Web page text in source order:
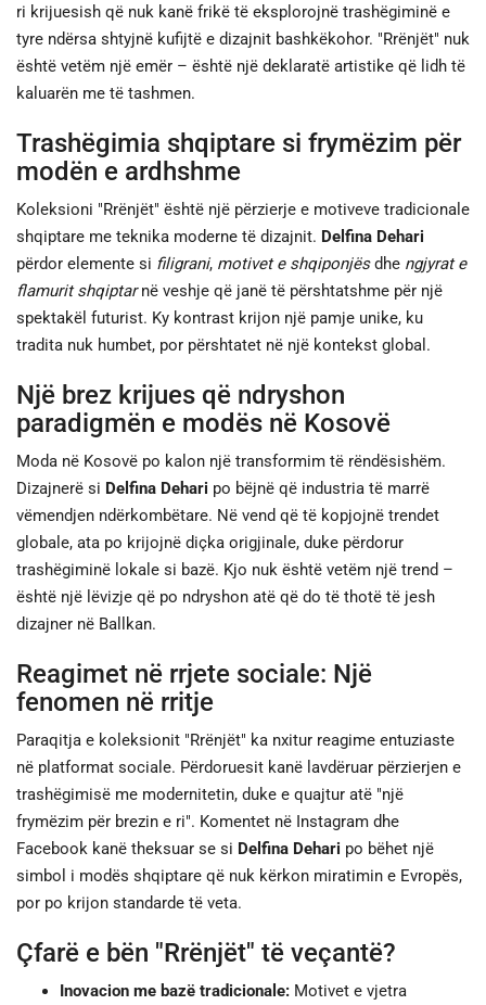
ri krijuesish që nuk kanë frikë të eksplorojnë trashëgiminë e
tyre ndërsa shtyjnë kufijtë e dizajnit bashkëkohor. "Rrënjët" nuk
është vetëm një emër – është një deklaratë artistike që lidh të
kaluarën me të tashmen.
Trashëgimia shqiptare si frymëzim për
modën e ardhshme
Koleksioni "Rrënjët" është një përzierje e motiveve tradicionale
shqiptare me teknika moderne të dizajnit. Delfina Dehari
përdor elemente si filigrani, motivet e shqiponjësdhe ngjyrat e
flamurit shqiptarnë veshje që janë të përshtatshme për një
spektakël futurist. Ky kontrast krijon një pamje unike, ku
tradita nuk humbet, por përshtatet në një kontekst global.
Një brez krijues që ndryshon
paradigmën e modës në Kosovë
Moda në Kosovë po kalon një transformim të rëndësishëm.
Dizajnerë si Delfina Dehari po bëjnë që industria të marrë
vëmendjen ndërkombëtare. Në vend që të kopjojnë trendet
globale, ata po krijojnë diçka origjinale, duke përdorur
trashëgiminë lokale si bazë. Kjo nuk është vetëm një trend –
është një lëvizje që po ndryshon atë që do të thotë të jesh
dizajner në Ballkan.
Reagimet në rrjete sociale: Një
fenomen në rritje
Paraqitja e koleksionit "Rrënjët" ka nxitur reagime entuziaste
në platformat sociale. Përdoruesit kanë lavdëruar përzierjen e
trashëgimisë me modernitetin, duke e quajtur atë "një
frymëzim për brezin e ri". Komentet në Instagram dhe
Facebook kanë theksuar se si Delfina Dehari po bëhet një
simbol i modës shqiptare që nuk kërkon miratimin e Evropës,
por po krijon standarde të veta.
Çfarë e bën "Rrënjët" të veçantë?
Inovacion me bazë tradicionale: Motivet e vjetra